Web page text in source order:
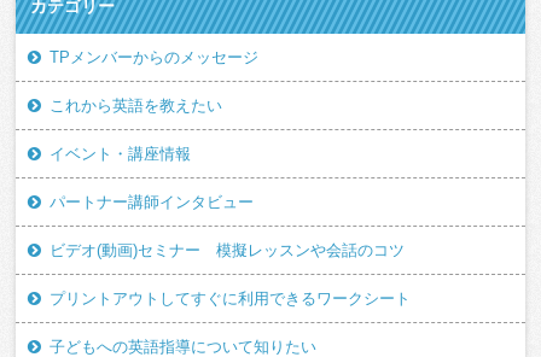
カテゴリー
TPメンバーからのメッセージ
これから英語を教えたい
イベント・講座情報
パートナー講師インタビュー
ビデオ(動画)セミナー 模擬レッスンや会話のコツ
プリントアウトしてすぐに利用できるワークシート
子どもへの英語指導について知りたい